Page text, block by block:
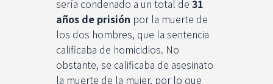
sería condenado a un total de 31
años de prisión por la muerte de
los dos hombres, que la sentencia
calificaba de homicidios. No
obstante, se calificaba de asesinato
la muerte de la mujer, por lo que